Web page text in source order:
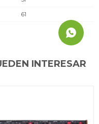
61
INTERESAR